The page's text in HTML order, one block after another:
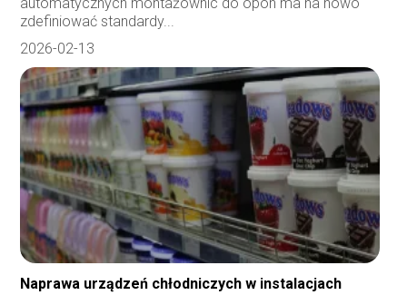
zdefiniować standardy...
2026-02-13
Naprawa urządzeń chłodniczych w instalacjach